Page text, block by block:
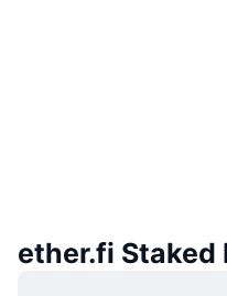
ether.fi Staked